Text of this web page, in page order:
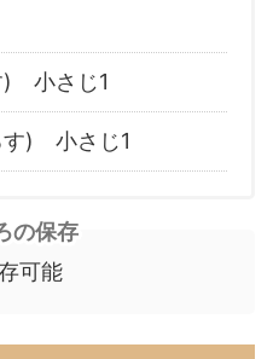
) 小さじ1
す) 小さじ1
の保存
可能